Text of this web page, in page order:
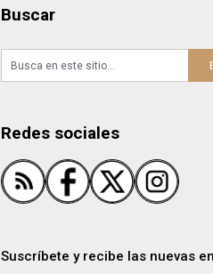
Buscar
Redes sociales
Suscríbete y recibe las nuevas